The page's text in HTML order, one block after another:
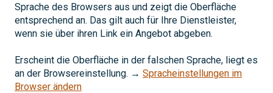
Sprache des Browsers aus und zeigt die Oberfläche
entsprechend an. Das gilt auch für Ihre Dienstleister,
wenn sie über ihren Link ein Angebot abgeben.
Erscheint die Oberfläche in der falschen Sprache, liegt es
an der Browsereinstellung. → Spracheinstellungen im
Browser ändern